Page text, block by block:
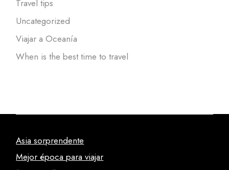
Travel tips
Uncategorized
Viajar a Oceanía
When is the best time to travel
Asia sorprendente
Mejor época para viajar